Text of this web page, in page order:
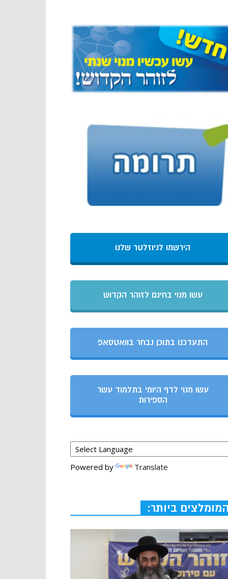
הירשמו לניוזלטר שלנו
עשו מנוי בחינם לזוהר הקדוש
התעדכנו בתוכן נבחר בוואטסאפ
עשו מנוי לדף היומי בתלמוד עשר
הספירות
Powered by Translate
המומלצים ביותר: